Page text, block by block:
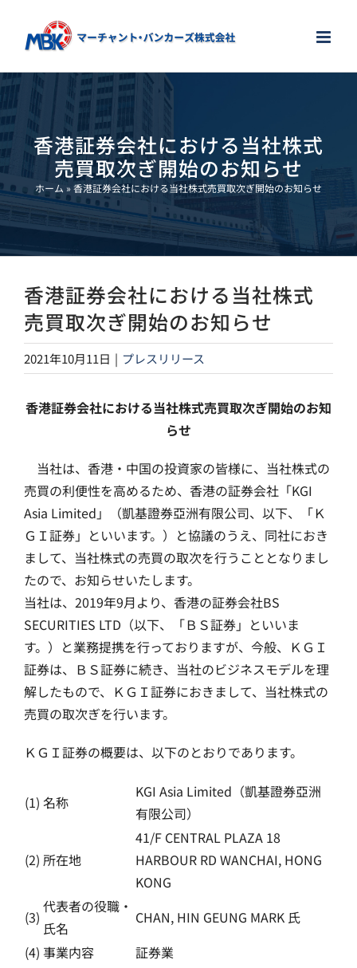
content
香港証券会社における当社株式
売買取次ぎ開始のお知らせ
ホーム »香港証券会社における当社株式売買取次ぎ開始のお知らせ
香港証券会社における当社株式
売買取次ぎ開始のお知らせ
2021年10月11日 | プレスリリース
香港証券会社における当社株式売買取次ぎ開始のお知
らせ
当社は、香港・中国の投資家の皆様に、当社株式の
売買の利便性を高めるため、香港の証券会社「KGI
Asia Limited」（凱基證券亞洲有限公司、以下、「Ｋ
ＧＩ証券」といいます。）と協議のうえ、同社におき
まして、当社株式の売買の取次を行うこととなりまし
たので、お知らせいたします。
当社は、2019年9月より、香港の証券会社BS
SECURITIES LTD（以下、「ＢＳ証券」といいま
す。）と業務提携を行っておりますが、今般、ＫＧＩ
証券は、ＢＳ証券に続き、当社のビジネスモデルを理
解したもので、ＫＧＩ証券におきまして、当社株式の
売買の取次ぎを行います。
ＫＧＩ証券の概要は、以下のとおりであります。
(1) 名称
KGI Asia Limited（凱基證券亞洲
有限公司）
(2) 所在地
41/F CENTRAL PLAZA 18
HARBOUR RD WANCHAI, HONG
KONG
(3)
代表者の役職・
氏名
CHAN, HIN GEUNG MARK 氏
(4) 事業内容
証券業